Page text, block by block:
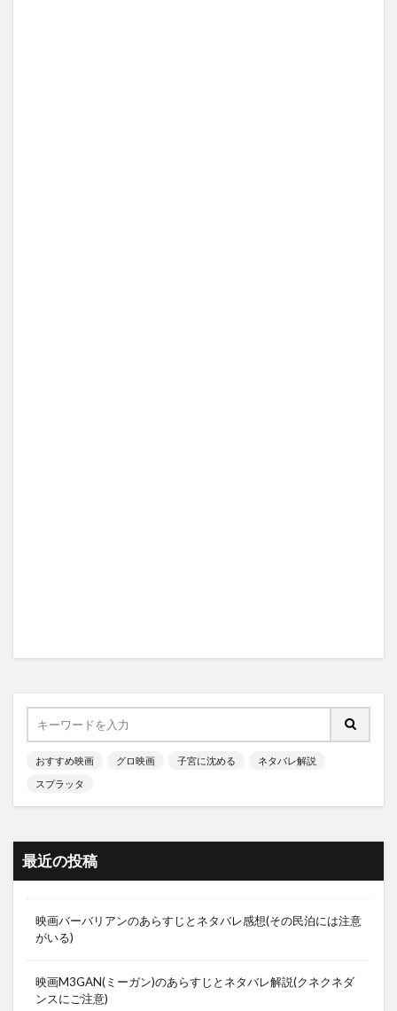
おすすめ映画 グロ映画 子宮に沈める
ネタバレ解説
スプラッタ
最近の投稿
映画バーバリアンのあらすじとネタバレ感想(その民泊には注意
がいる)
映画M3GAN(ミーガン)のあらすじとネタバレ解説(クネクネダ
ンスにご注意)